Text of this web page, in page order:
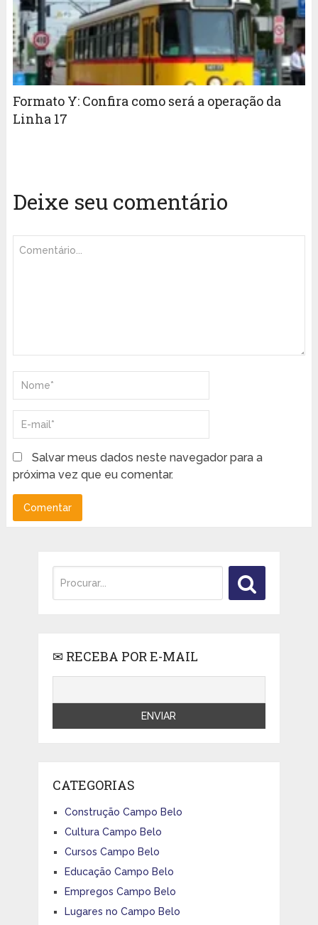
Formato Y: Confira como será a operação da
Linha 17
Deixe seu comentário
Salvar meus dados neste navegador para a
próxima vez que eu comentar.
✉ RECEBA POR E-MAIL
CATEGORIAS
Construção Campo Belo
Cultura Campo Belo
Cursos Campo Belo
Educação Campo Belo
Empregos Campo Belo
Lugares no Campo Belo